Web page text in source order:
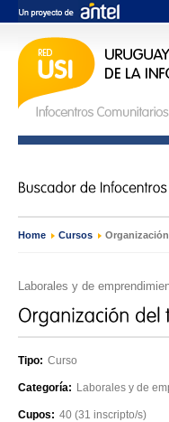
Home › Cursos ›
Laborales y de
Tipo: Curso
Categoría: Laborales y de
Cupos: 40 (31 inscripto/s)